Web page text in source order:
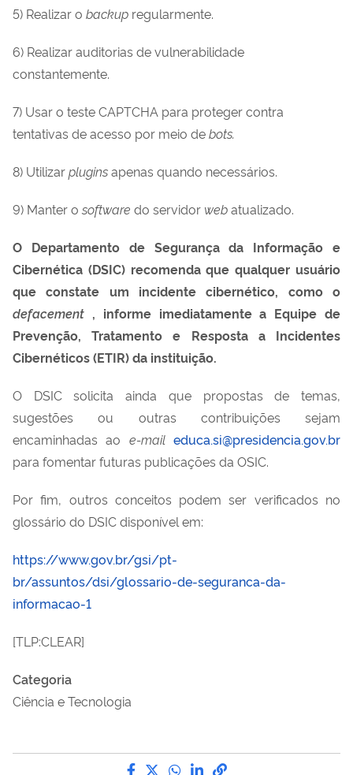
5) Realizar o backup regularmente.
6) Realizar auditorias de vulnerabilidade
constantemente.
7) Usar o teste CAPTCHA para proteger contra
tentativas de acesso por meio debots.
8) Utilizarpluginsapenas quando necessários.
9) Manter o software do servidor webatualizado.
O Departamento de Segurança da Informação e
Cibernética (DSIC) recomenda que qualquer usuário
que constate um incidente cibernético, como o
defacement , informe imediatamente a Equipe de
Prevenção, Tratamento e Resposta a Incidentes
Cibernéticos (ETIR) da instituição.
O DSIC solicita ainda que propostas de temas,
sugestões ou outras contribuições sejam
encaminhadas ao e-maileduca.si@presidencia.gov.br
para fomentar futuras publicações da OSIC.
Por fim, outros conceitos podem ser verificados no
glossário do DSIC disponível em:
https://www.gov.br/gsi/pt-
br/assuntos/dsi/glossario-de-seguranca-da-
informacao-1
[TLP:CLEAR]
Categoria
Ciência e Tecnologia
Compartilhe por Facebook
Compartilhe por Twitter
Compartilhe por
Compartilhe por
link para Copiar